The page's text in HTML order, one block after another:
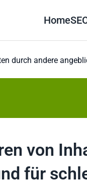
Home
durch andere
von
für